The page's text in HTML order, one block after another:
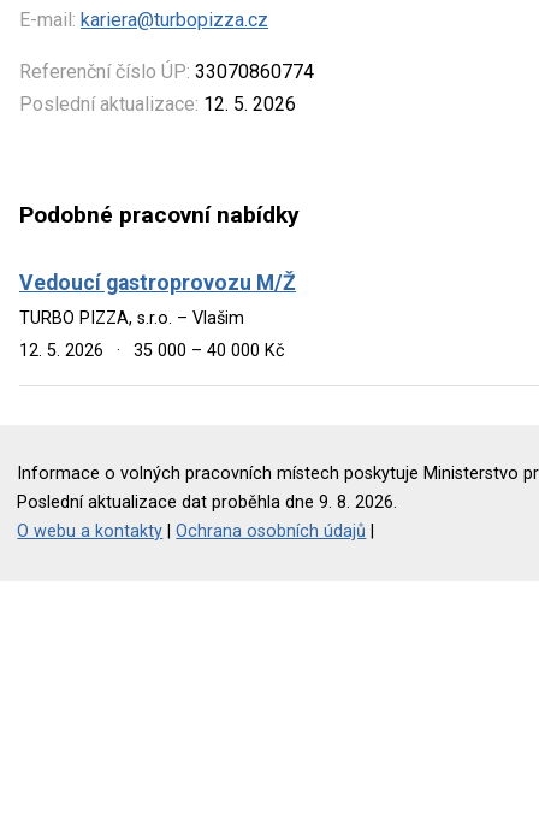
E-mail: kariera@turbopizza.cz
Referenční číslo ÚP: 33070860774
Poslední aktualizace: 12. 5. 2026
Podobné pracovní nabídky
Vedoucí gastroprovozu M/Ž
TURBO PIZZA, s.r.o. – Vlašim
12. 5. 2026
· 35 000 – 40 000 Kč
Informace o volných pracovních místech poskytuje Ministerstvo
Poslední aktualizace dat proběhla dne 9. 8. 2026.
O webu a kontakty |Ochrana osobních údajů